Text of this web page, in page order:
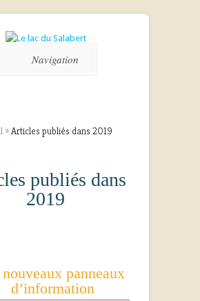
Navigation
»Articles publiés dans 2019
publiés dans
2019
panneaux
d’information